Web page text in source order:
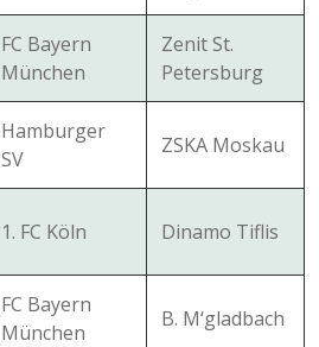
FC Bayern
München
Zenit St.
Petersburg
Hamburger
SV
ZSKA Moskau
1. FC Köln Dinamo Tiflis
FC Bayern
München
B. M‘gladbach